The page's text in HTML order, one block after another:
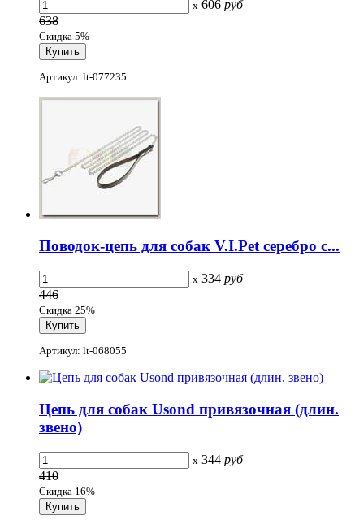
x 606 руб
638
Скидка 5%
Артикул: lt-077235
Поводок-цепь для собак V.I.Pet серебро с...
x 334 руб
446
Скидка 25%
Артикул: lt-068055
Цепь для собак Usond привязочная (длин.
звено)
x 344 руб
410
Скидка 16%